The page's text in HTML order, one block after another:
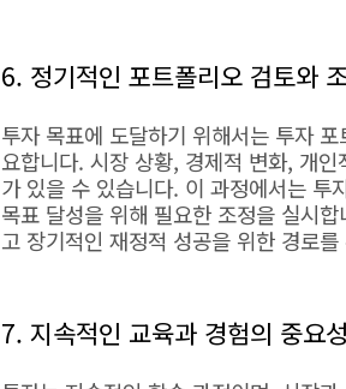
6. 정기적인 포트폴리오 검토와
투자 목표에 도달하기 위해서는 투자
요합니다. 시장 상황, 경제적 변화, 개
가 있을 수 있습니다. 이 과정에서는 투
목표 달성을 위해 필요한 조정을 실시
고 장기적인 재정적 성공을 위한 경로
7. 지속적인 교육과 경험의 중요성